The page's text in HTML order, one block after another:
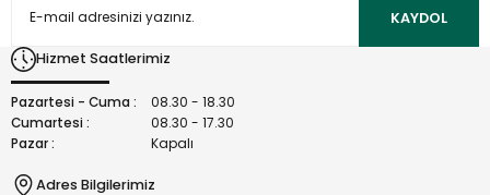
Ürün açıklamasında eksik bilgiler bulunuyor.
Bu ürüne benzer farklı alternatifler olmalı.
KAYDOL
Hizmet Saatlerimiz
Pazartesi - Cuma :
08.30 - 18.30
Cumartesi :
08.30 - 17.30
Pazar :
Kapalı
Adres Bilgilerimiz